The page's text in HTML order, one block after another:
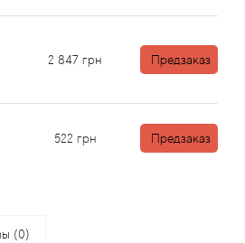
2 847 грн Предзаказ
522 грн Предзаказ
(0)